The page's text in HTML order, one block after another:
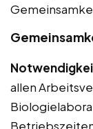
allen